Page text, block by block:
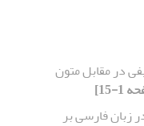
در مقابل متون
زبان فارسی بر